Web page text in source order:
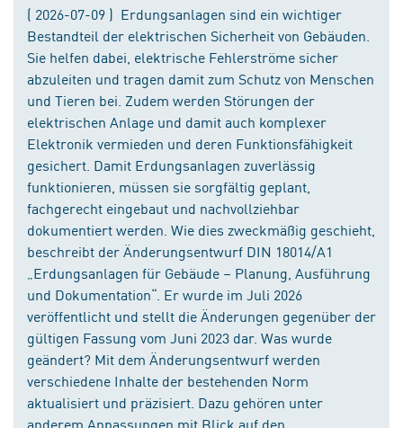
( 2026-07-09 ) Erdungsanlagen sind ein wichtiger
Bestandteil der elektrischen Sicherheit von Gebäuden.
Sie helfen dabei, elektrische Fehlerströme sicher
abzuleiten und tragen damit zum Schutz von Menschen
und Tieren bei. Zudem werden Störungen der
elektrischen Anlage und damit auch komplexer
Elektronik vermieden und deren Funktionsfähigkeit
gesichert. Damit Erdungsanlagen zuverlässig
funktionieren, müssen sie sorgfältig geplant,
fachgerecht eingebaut und nachvollziehbar
dokumentiert werden. Wie dies zweckmäßig geschieht,
beschreibt der Änderungsentwurf DIN 18014/A1
„Erdungsanlagen für Gebäude – Planung, Ausführung
und Dokumentation“. Er wurde im Juli 2026
veröffentlicht und stellt die Änderungen gegenüber der
gültigen Fassung vom Juni 2023 dar. Was wurde
geändert? Mit dem Änderungsentwurf werden
verschiedene Inhalte der bestehenden Norm
aktualisiert und präzisiert. Dazu gehören unter
anderem Anpassungen mit Blick auf den